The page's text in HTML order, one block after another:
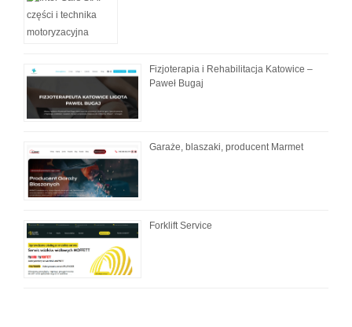
Fizjoterapia i Rehabilitacja Katowice –
Paweł Bugaj
Garaże, blaszaki, producent Marmet
Forklift Service